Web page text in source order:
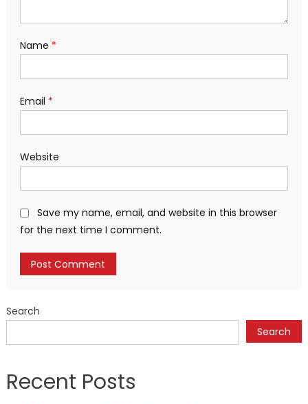
Name *
Email *
Website
Save my name, email, and website in this browser
for the next time I comment.
Search
Search
Recent Posts